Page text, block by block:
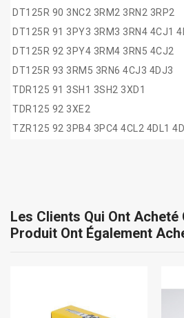
DT125R 90 3NC2 3RM2 3RN2 3RP2
DT125R 91 3PY3 3RM3 3RN4 4CJ1
DT125R 92 3PY4 3RM4 3RN5 4CJ2
DT125R 93 3RM5 3RN6 4CJ3 4DJ3
TDR125 91 3SH1 3SH2 3XD1
TDR125 92 3XE2
TZR125 92 3PB4 3PC4 4CL2 4DL1
Les Clients Qui Ont Acheté
Produit Ont Également